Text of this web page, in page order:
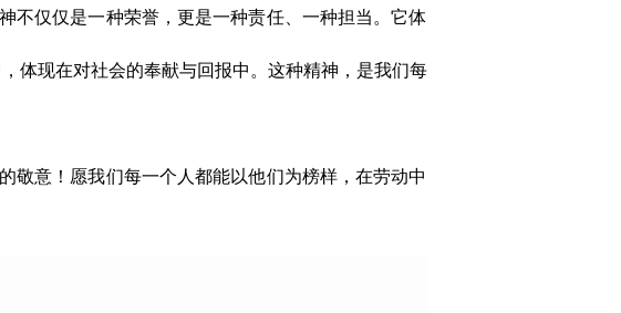
不仅仅是一种荣誉，更是一种责任、一种担当。它体
体现在对社会的奉献与回报中。这种精神，是我们每
敬意！愿我们每一个人都能以他们为榜样，在劳动中